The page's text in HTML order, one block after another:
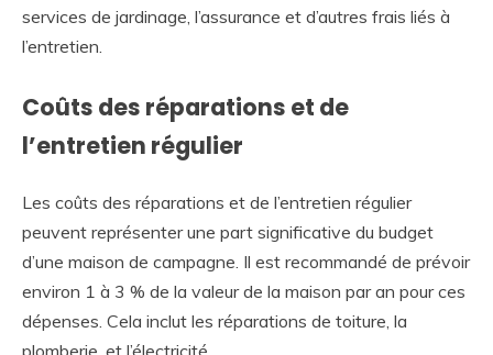
services de jardinage, l’assurance et d’autres frais liés à
l’entretien.
Coûts des réparations et de
l’entretien régulier
Les coûts des réparations et de l’entretien régulier
peuvent représenter une part significative du budget
d’une maison de campagne. Il est recommandé de prévoir
environ 1 à 3 % de la valeur de la maison par an pour ces
dépenses. Cela inclut les réparations de toiture, la
plomberie, et l’électricité.